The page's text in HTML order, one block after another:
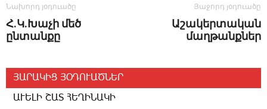
Նախորդ յօդուածը
Հ.Կ.Խաչի մեծ
ընտանքը
Յաջորդ յօդուածը
Աշակերտական
մաղթանքներ
ՅԱՐԱԿԻՑ ՅՕԴՈՒԱԾՆԵՐ
ԱՒԵԼԻ ՇԱՏ ՀԵՂԻՆԱԿԻ